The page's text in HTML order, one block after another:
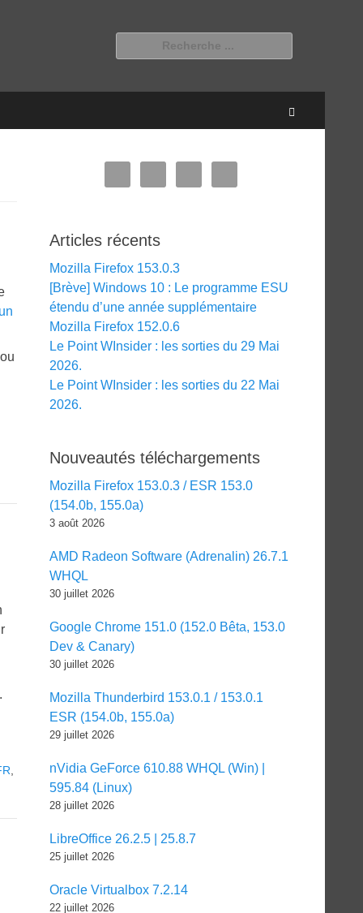
Articles récents
Mozilla Firefox 153.0.3
[Brève] Windows 10 : Le programme ESU
étendu d’une année supplémentaire
Mozilla Firefox 152.0.6
Le Point WInsider : les sorties du 29 Mai
2026.
Le Point WInsider : les sorties du 22 Mai
2026.
Nouveautés téléchargements
Mozilla Firefox 153.0.3 / ESR 153.0
(154.0b, 155.0a)
3 août 2026
AMD Radeon Software (Adrenalin) 26.7.1
WHQL
30 juillet 2026
Google Chrome 151.0 (152.0 Bêta, 153.0
Dev & Canary)
30 juillet 2026
Mozilla Thunderbird 153.0.1 / 153.0.1
ESR (154.0b, 155.0a)
29 juillet 2026
nVidia GeForce 610.88 WHQL (Win) |
595.84 (Linux)
28 juillet 2026
LibreOffice 26.2.5 | 25.8.7
25 juillet 2026
Oracle Virtualbox 7.2.14
22 juillet 2026